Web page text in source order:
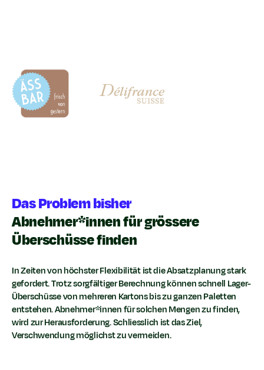
Das Problem bisher
Abnehmer*innen für grössere
Überschüsse finden
In Zeiten von höchster Flexibilität ist die Absatzplanung stark
gefordert. Trotz sorgfältiger Berechnung können schnell Lager-
Überschüsse von mehreren Kartons bis zu ganzen Paletten
entstehen. Abnehmer*innen für solchen Mengen zu finden,
wird zur Herausforderung. Schliesslich ist das Ziel,
Verschwendung möglichst zu vermeiden.